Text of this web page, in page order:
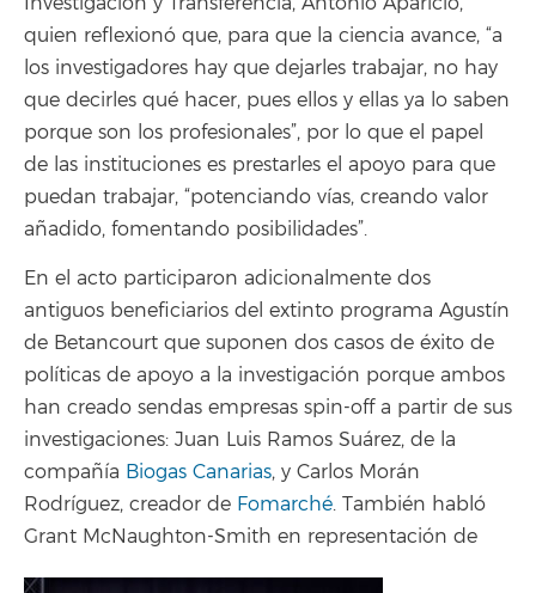
quien reflexionó que, para que la ciencia avance, “a
los investigadores hay que dejarles trabajar, no hay
que decirles qué hacer, pues ellos y ellas ya lo saben
porque son los profesionales”, por lo que el papel
de las instituciones es prestarles el apoyo para que
puedan trabajar, “potenciando vías, creando valor
añadido, fomentando posibilidades”.
En el acto participaron adicionalmente dos
antiguos beneficiarios del extinto programa Agustín
de Betancourt que suponen dos casos de éxito de
políticas de apoyo a la investigación porque ambos
han creado sendas empresas spin-off a partir de sus
investigaciones: Juan Luis Ramos Suárez, de la
compañía Biogas Canarias, y Carlos Morán
Rodríguez, creador de Fomarché. También habló
Grant McNaughton-Smith en representación de